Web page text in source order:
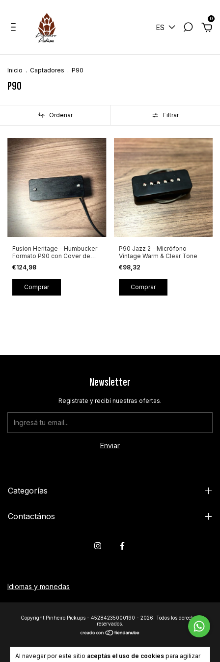
ES
0
Al navegar por este sitio aceptás el uso de cookies para agilizar
Inicio . Captadores . P90
P90
Ordenar Filtrar
Fusion Heritage - Humbucker
Formato P90 con Cover de
Madera
€124,98
Comprar
P90 Jazz 2 - Micrófono
Vintage Warm & Clear Tone
€98,32
Comprar
Newsletter
Registrate y recibí nuestras ofertas.
Categorías
Contactános
Idiomas y monedas
Copyright Pinheiro Pickups - 45284235000190 - 2026. Todos los derechos
reservados.